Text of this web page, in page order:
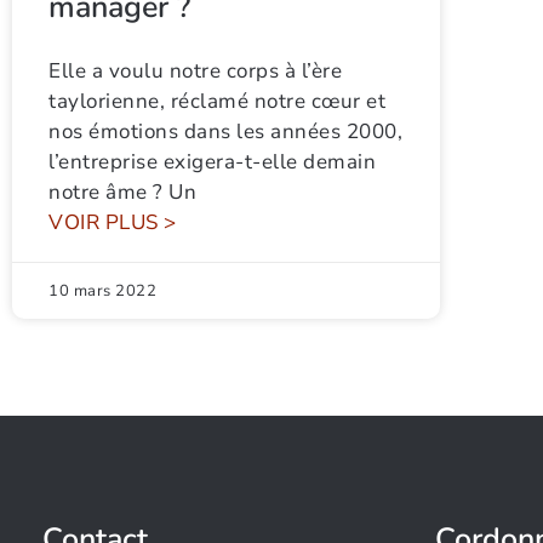
Elle a voulu notre corps à l’ère
taylorienne, réclamé notre cœur et
nos émotions dans les années 2000,
l’entreprise exigera-t-elle demain
notre âme ? Un
VOIR PLUS >
10 mars 2022